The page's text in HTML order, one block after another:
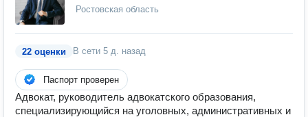
Ростовская область
22 оценки В сети 5 д. назад
Паспорт проверен
Адвокат, руководитель адвокатского образования,
специализирующийся на уголовных, административных и